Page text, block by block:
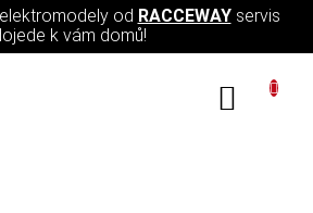
od RACCEWAYservis
k vám domů!